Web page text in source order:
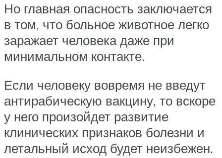
Но главная опасность заключается
в том, что больное животное легко
заражает человека даже при
минимальном контакте.
Если человеку вовремя не введут
антирабическую вакцину, то вскоре
у него произойдет развитие
клинических признаков болезни и
летальный исход будет неизбежен.